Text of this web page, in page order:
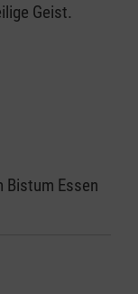
Geist.
Bistum Essen